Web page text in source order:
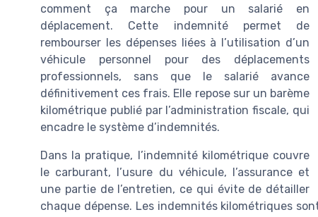
comment ça marche pour un salarié en
déplacement. Cette indemnité permet de
rembourser les dépenses liées à l’utilisation d’un
véhicule personnel pour des déplacements
professionnels, sans que le salarié avance
définitivement ces frais. Elle repose sur un barème
kilométrique publié par l’administration fiscale, qui
encadre le système d’indemnités.
Dans la pratique, l’indemnité kilométrique couvre
le carburant, l’usure du véhicule, l’assurance et
une partie de l’entretien, ce qui évite de détailler
chaque dépense. Les indemnités kilométriques